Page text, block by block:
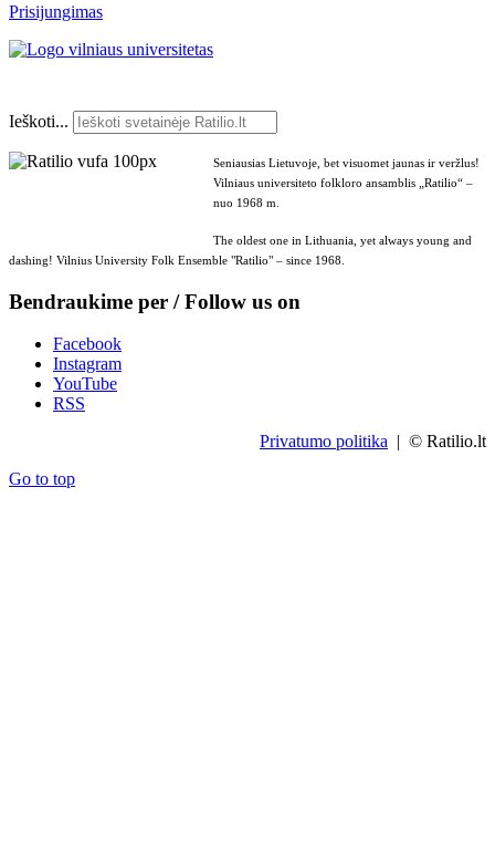
Prisijungimas
Ieškoti...
Seniausias Lietuvoje, bet visuomet jaunas ir veržlus!
Vilniaus universiteto folkloro ansamblis „Ratilio“ –
nuo 1968 m.
The oldest one in Lithuania, yet always young and
dashing! Vilnius University Folk Ensemble "Ratilio" – since 1968.
Bendraukime per / Follow us on
Facebook
Instagram
YouTube
RSS
Privatumo politika | © Ratilio.lt
Go to top